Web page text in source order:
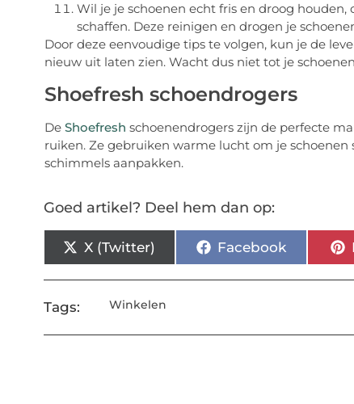
Wil je je schoenen echt fris en droog
schaffen. Deze reinigen en drogen je
Door deze eenvoudige tips te volgen, kun je de
nieuw uit laten zien. Wacht dus niet tot je
Shoefresh schoendrogers
De Shoefresh schoenendrogers zijn de perfecte
ruiken. Ze gebruiken warme lucht om je
schimmels aanpakken.
Goed artikel? Deel hem dan op:
X (Twitter) Facebook
Tags: Winkelen